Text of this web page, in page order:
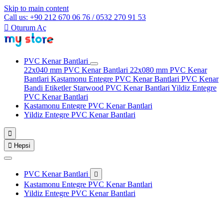
Skip to main content
Call us: +90 212 670 06 76 / 0532 270 91 53
 Oturum Aç
PVC Kenar Bantlari
22x040 mm PVC Kenar Bantlari 22x080 mm PVC Kenar
Bantlari Kastamonu Entegre PVC Kenar Bantlari PVC Kenar
Bandi Etiketler Starwood PVC Kenar Bantlari Yildiz Entegre
PVC Kenar Bantlari
Kastamonu Entegre PVC Kenar Bantlari
Yildiz Entegre PVC Kenar Bantlari

 Hepsi
PVC Kenar Bantlari 
Kastamonu Entegre PVC Kenar Bantlari
Yildiz Entegre PVC Kenar Bantlari